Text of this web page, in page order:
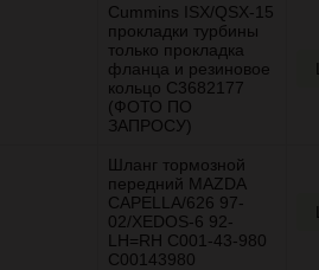
Cummins ISX/QSX-15
прокладки турбины
только прокладка
фланца и резиновое
кольцо C3682177
(ФОТО ПО
ЗАПРОСУ)
Шланг тормозной
передний MAZDA
CAPELLA/626 97-
02/XEDOS-6 92-
LH=RH C001-43-980
C00143980